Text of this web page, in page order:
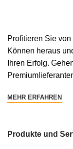
Profitieren Sie
Können heraus
Ihren Erfolg.
MEHR ERFAHREN
Produkte und